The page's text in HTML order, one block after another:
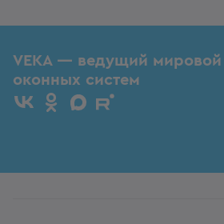
VEKA — ведущий мировой
оконных систем